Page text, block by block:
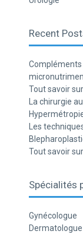
Recent
Compléments
Tout savoir
La chirurgie
Les
Tout savoir
Spécialités
Gynécologue
Dermatologue